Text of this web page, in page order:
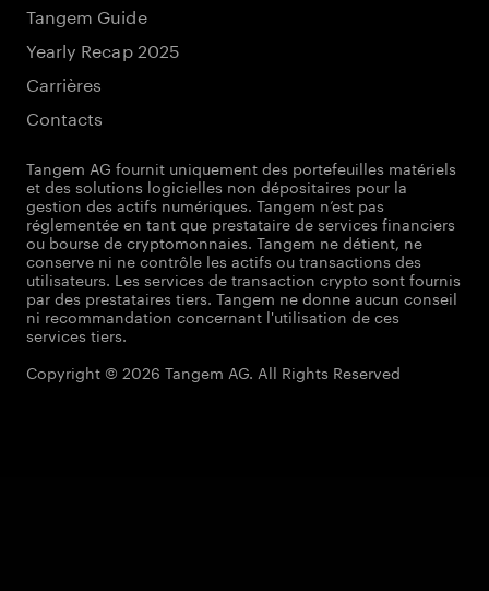
Tangem Guide
Yearly Recap 2025
Carrières
Contacts
Tangem AG fournit uniquement des portefeuilles matériels
et des solutions logicielles non dépositaires pour la
gestion des actifs numériques. Tangem n’est pas
réglementée en tant que prestataire de services financiers
ou bourse de cryptomonnaies. Tangem ne détient, ne
conserve ni ne contrôle les actifs ou transactions des
utilisateurs. Les services de transaction crypto sont fournis
par des prestataires tiers. Tangem ne donne aucun conseil
ni recommandation concernant l'utilisation de ces
services tiers.